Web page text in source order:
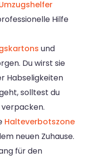
Hilfe
und
Du wirst sie
Habseligkeiten
solltest du
Halteverbotszone
neuen Zuhause.
für den